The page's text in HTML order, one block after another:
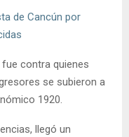
de Cancún por
fue contra quienes
se subieron a
1920.
llegó un